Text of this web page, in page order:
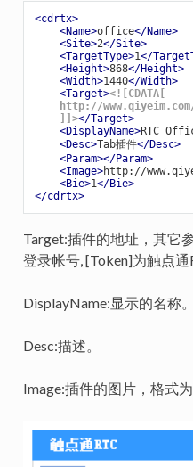
<cdrtx>
<Name>office</Name>
<Site>2</Site>
<TargetType>1</
<Height>868</Height>
<Width>1440</Width>
<Target><![CDATA[
http://
    ]]>
</Target>
<DisplayName>RTC
<Desc>Tab插件</Desc>
<Param></Param>
<Image>http://
<Bie>1</Bie>
</cdrtx>
Target:插件的地址，其它
登录帐号, [Token]为触点通
DisplayName:显示的名称。
Desc:描述。
Image:插件的图片，格式为